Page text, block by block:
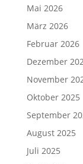
Mai 2026
März 2026
Februar 2026
Dezember
November
Oktober 2025
September
August 2025
Juli 2025